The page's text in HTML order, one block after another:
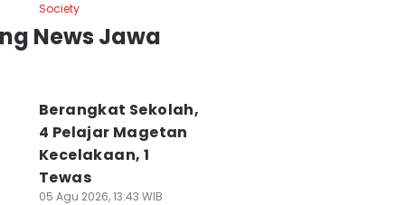
Society
News Jawa
Berangkat Sekolah,
4 Pelajar Magetan
Kecelakaan, 1
Tewas
05 Agu 2026, 13:43 WIB